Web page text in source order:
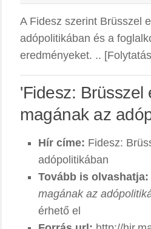
A Fidesz szerint Brüsszel
adópolitikában és a
eredményeket. ..
'Fidesz:
magának az
Hír címe: Fidesz:
adópolitikában
Tovább is olvashatja:
magának az
érhető el